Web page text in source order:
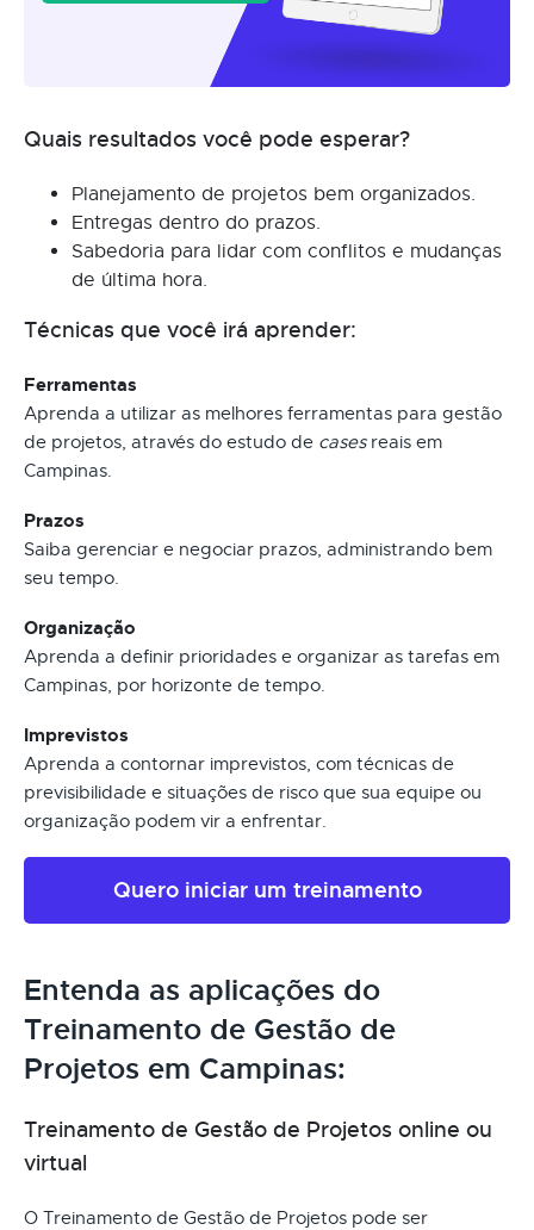
Quais resultados você pode esperar?
Planejamento de projetos bem organizados.
Entregas dentro do prazos.
Sabedoria para lidar com conflitos e mudanças
de última hora.
Técnicas que você irá aprender:
Ferramentas
Aprenda a utilizar as melhores ferramentas para gestão
de projetos, através do estudo de casesreais em
Campinas.
Prazos
Saiba gerenciar e negociar prazos, administrando bem
seu tempo.
Organização
Aprenda a definir prioridades e organizar as tarefas em
Campinas, por horizonte de tempo.
Imprevistos
Aprenda a contornar imprevistos, com técnicas de
previsibilidade e situações de risco que sua equipe ou
organização podem vir a enfrentar.
Quero iniciar um treinamento
Entenda as aplicações do
Treinamento de Gestão de
Projetos em Campinas:
Treinamento de Gestão de Projetos online ou
virtual
O Treinamento de Gestão de Projetos pode ser